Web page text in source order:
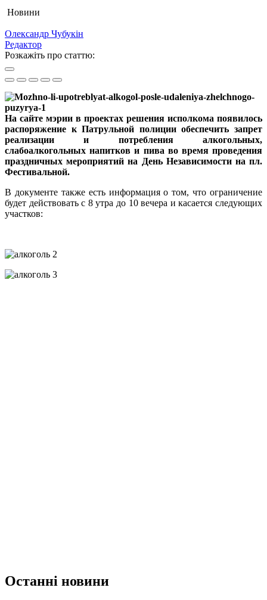
Новини
Олександр Чубукін
Редактор
Розкажіть про статтю:
На сайте мэрии в проектах решения исполкома появилось
распоряжение к Патрульной полиции обеспечить запрет
реализации и потребления алкогольных,
слабоалкогольных напитков и пива во время проведения
праздничных мероприятий на День Независимости на пл.
Фестивальной.
В документе также есть информация о том, что ограничение
будет действовать с 8 утра до 10 вечера и касается следующих
участков:
Останні новини